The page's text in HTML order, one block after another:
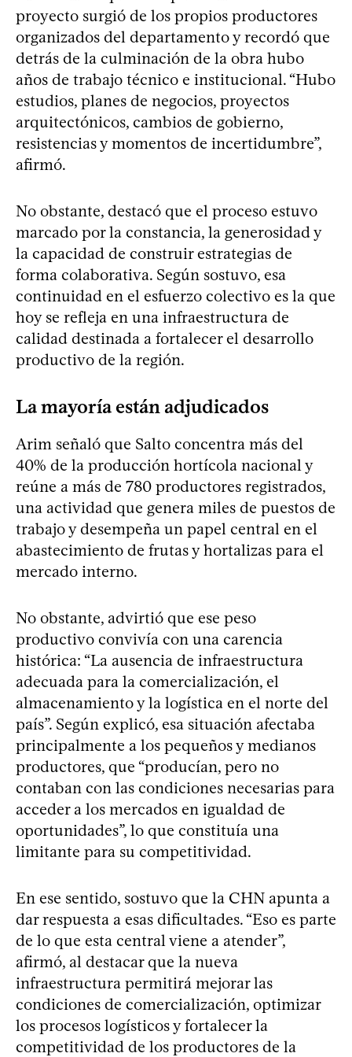
proyecto surgió de los propios productores
organizados del departamento y recordó que
detrás de la culminación de la obra hubo
años de trabajo técnico e institucional. “Hubo
estudios, planes de negocios, proyectos
arquitectónicos, cambios de gobierno,
resistencias y momentos de incertidumbre”,
afirmó.
No obstante, destacó que el proceso estuvo
marcado por la constancia, la generosidad y
la capacidad de construir estrategias de
forma colaborativa. Según sostuvo, esa
continuidad en el esfuerzo colectivo es la que
hoy se refleja en una infraestructura de
calidad destinada a fortalecer el desarrollo
productivo de la región.
La mayoría están adjudicados
Arim señaló que Salto concentra más del
40% de la producción hortícola nacional y
reúne a más de 780 productores registrados,
una actividad que genera miles de puestos de
trabajo y desempeña un papel central en el
abastecimiento de frutas y hortalizas para el
mercado interno.
No obstante, advirtió que ese peso
productivo convivía con una carencia
histórica: “La ausencia de infraestructura
adecuada para la comercialización, el
almacenamiento y la logística en el norte del
país”. Según explicó, esa situación afectaba
principalmente a los pequeños y medianos
productores, que “producían, pero no
contaban con las condiciones necesarias para
acceder a los mercados en igualdad de
oportunidades”, lo que constituía una
limitante para su competitividad.
En ese sentido, sostuvo que la CHN apunta a
dar respuesta a esas dificultades. “Eso es parte
de lo que esta central viene a atender”,
afirmó, al destacar que la nueva
infraestructura permitirá mejorar las
condiciones de comercialización, optimizar
los procesos logísticos y fortalecer la
competitividad de los productores de la